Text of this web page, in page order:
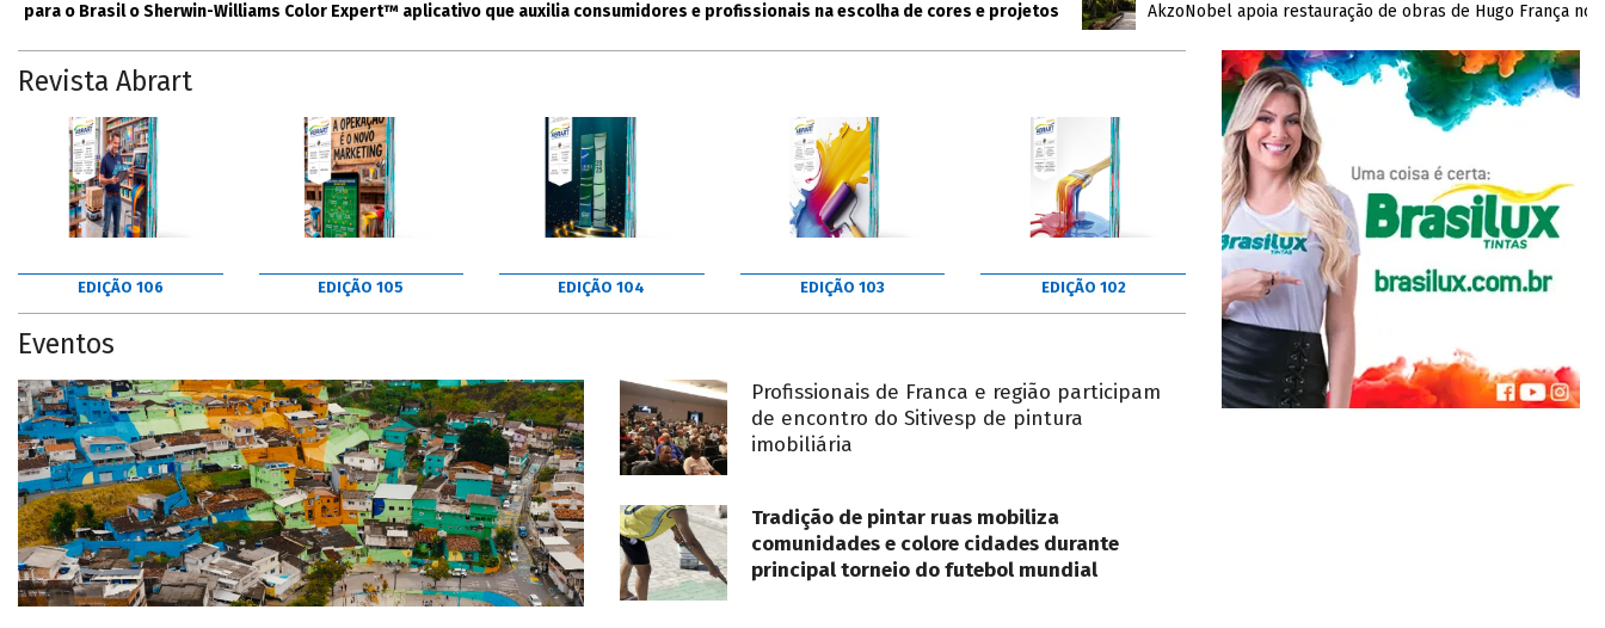
o Brasil o Sherwin-Williams Color Expert™ aplicativo que auxilia consumidores e profissionais na escolha de cores e projetos AkzoNobel apoia restauração de obras de Hugo França no
Revista Abrart
EDIÇÃO 106 EDIÇÃO 105 EDIÇÃO 104 EDIÇÃO 103 EDIÇÃO 102
Eventos
Profissionais de Franca e região participam
de encontro do Sitivesp de pintura
imobiliária
Tradição de pintar ruas mobiliza
comunidades e colore cidades durante
principal torneio do futebol mundial